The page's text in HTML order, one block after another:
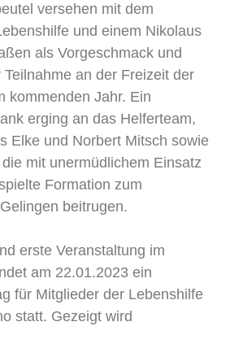
versehen mit dem
und einem Nikolaus
als Vorgeschmack und
Teilnahme an der Freizeit der
kommenden Jahr. Ein
erging an das Helferteam,
Elke und Norbert Mitsch sowie
mit unermüdlichem Einsatz
Formation zum
beitrugen.
erste Veranstaltung im
am 22.01.2023 ein
für Mitglieder der Lebenshilfe
statt. Gezeigt wird